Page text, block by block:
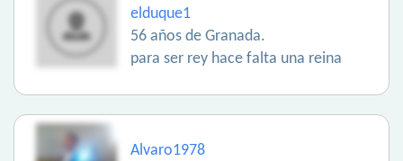
elduque1
56 años de Granada.
para ser rey hace falta una reina
Alvaro1978